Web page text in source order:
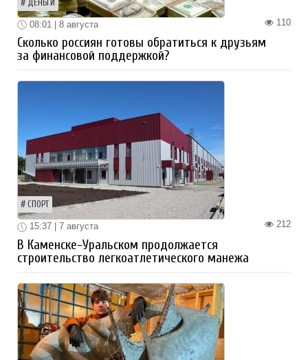
ДЕНЬГИ
110
08:01 | 8 августа
Сколько россиян готовы обратиться к друзьям
за финансовой поддержкой?
СПОРТ
212
15:37 | 7 августа
В Каменске-Уральском продолжается
строительство легкоатлетического манежа